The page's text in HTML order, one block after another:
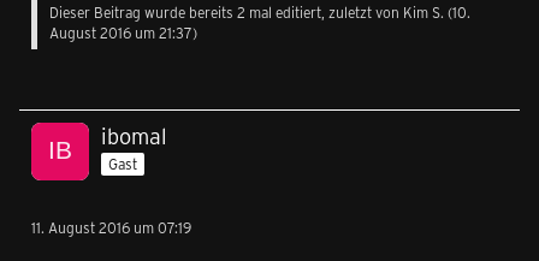
Dieser Beitrag wurde bereits 2 mal editiert, zuletzt von Kim S. (10.
August 2016 um 21:37)
ibomal
Gast
11. August 2016 um 07:19